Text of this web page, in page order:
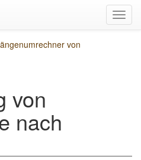
von
von
nach